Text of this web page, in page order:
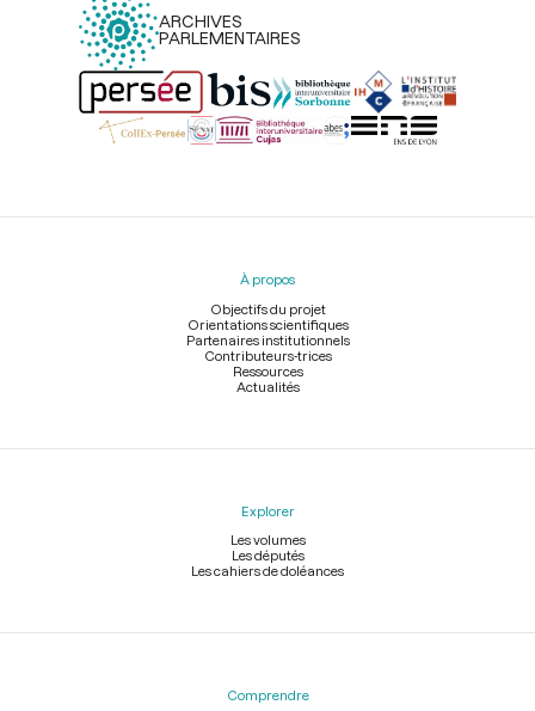
ARCHIVES
PARLEMENTAIRES
Menu
À propos
Objectifs du projet
Orientations scientifiques
Partenaires institutionnels
Contributeurs-trices
Ressources
Actualités
Explorer
Les volumes
Les députés
Les cahiers de doléances
Comprendre